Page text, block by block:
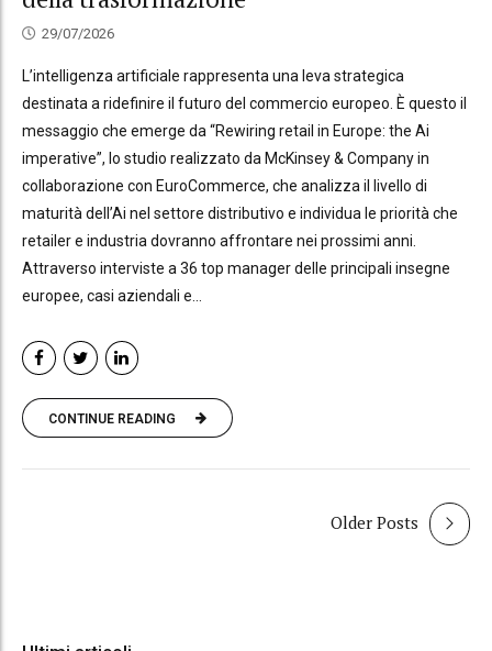
29/07/2026
L’intelligenza artificiale rappresenta una leva strategica
destinata a ridefinire il futuro del commercio europeo. È questo il
messaggio che emerge da “Rewiring retail in Europe: the Ai
imperative”, lo studio realizzato da McKinsey & Company in
collaborazione con EuroCommerce, che analizza il livello di
maturità dell’Ai nel settore distributivo e individua le priorità che
retailer e industria dovranno affrontare nei prossimi anni.
Attraverso interviste a 36 top manager delle principali insegne
europee, casi aziendali e...
CONTINUE READING
Older Posts